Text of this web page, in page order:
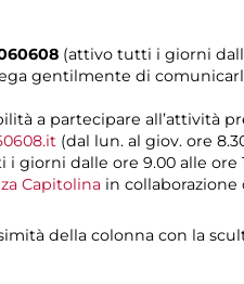
(attivo tutti i giorni
gentilmente di
a partecipare all’attività
(dal lun. al giov. ore
giorni dalle ore 9.00 alle ore
Capitolina in collaborazione
della colonna con la